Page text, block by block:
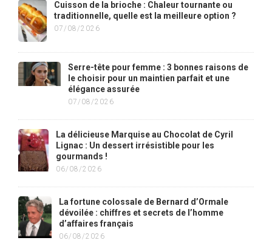
Cuisson de la brioche : Chaleur tournante ou
traditionnelle, quelle est la meilleure option ?
07/08/2026
Serre-tête pour femme : 3 bonnes raisons de
le choisir pour un maintien parfait et une
élégance assurée
07/08/2026
La délicieuse Marquise au Chocolat de Cyril
Lignac : Un dessert irrésistible pour les
gourmands !
06/08/2026
La fortune colossale de Bernard d’Ormale
dévoilée : chiffres et secrets de l’homme
d’affaires français
06/08/2026